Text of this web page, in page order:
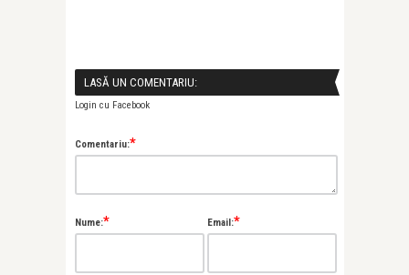
LASĂ UN COMENTARIU:
Login cu Facebook
Comentariu:*
Nume:* Email:*